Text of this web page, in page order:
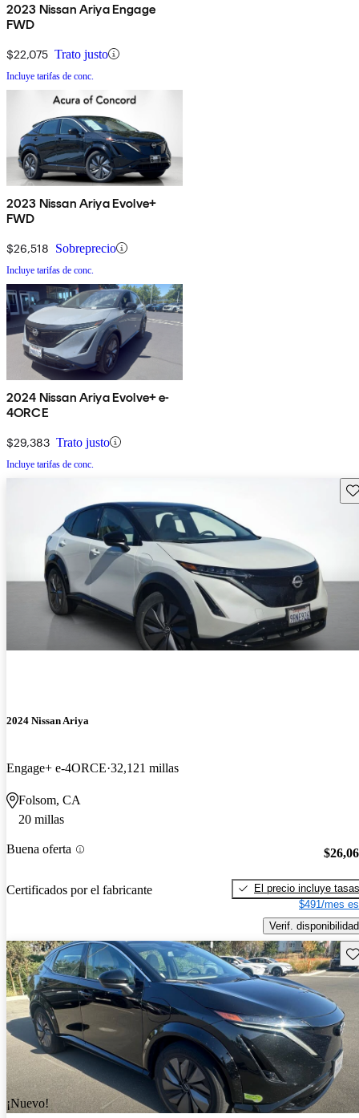
2023 Nissan Ariya Engage
FWD
$22,075 Trato justo
Incluye tarifas de conc.
2023 Nissan Ariya Evolve+
FWD
$26,518 Sobreprecio
Incluye tarifas de conc.
2024 Nissan Ariya Evolve+ e-
4ORCE
$29,383 Trato justo
Incluye tarifas de conc.
2024 Nissan Ariya
Engage+ e-4ORCE 32,121 millas
Folsom, CA
20 millas
Buena oferta
Certificados por el fabricante
El precio incluye tasas
$491/mes
Verif. disponibilidad
¡Nuevo!